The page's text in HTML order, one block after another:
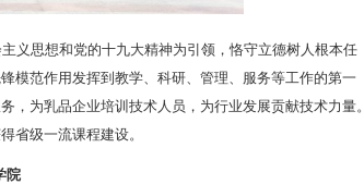
义思想和党的十九大精神为引领，恪守立德树人根本任
模范作用发挥到教学、科研、管理、服务等工作的第一
为乳品企业培训技术人员，为行业发展贡献技术力量。
省级一流课程建设。
院